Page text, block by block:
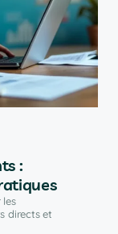
:
les
directs et